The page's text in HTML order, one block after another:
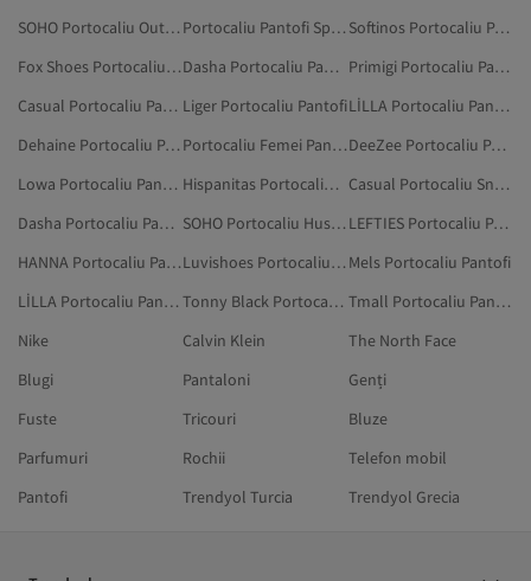
SOHO Portocaliu Outdoor
Portocaliu Pantofi Sport
Softinos Portocaliu Pantofi
Fox Shoes Portocaliu Pantofi Cu Toc Mic
Dasha Portocaliu Pantofi Casual
Primigi Portocaliu Pantofi
Casual Portocaliu Pantofi Liger Portocaliu Pantofi
LİLLA Portocaliu Pantofi Cu Toc
Dehaine Portocaliu Pantofi Sport
Portocaliu Femei Pantofi Sport
DeeZee Portocaliu Pantofi
Lowa Portocaliu Pantofi
Hispanitas Portocaliu Pantofi
Casual Portocaliu Sneakers
Dasha Portocaliu Pantofi Sport
SOHO Portocaliu Huse Telefoane
LEFTIES Portocaliu Pantofi
HANNA Portocaliu Pantofi
Luvishoes Portocaliu Pantofi Mels Portocaliu Pantofi
LİLLA Portocaliu Pantofi Cu Toc Mic
Tonny Black Portocaliu Pantofi Cu Toc
Tmall Portocaliu Pantofi
Nike
Calvin Klein
The North Face
Blugi
Pantaloni
Genți
Fuste
Tricouri
Bluze
Parfumuri
Rochii
Telefon mobil
Pantofi
Trendyol Turcia Trendyol Grecia